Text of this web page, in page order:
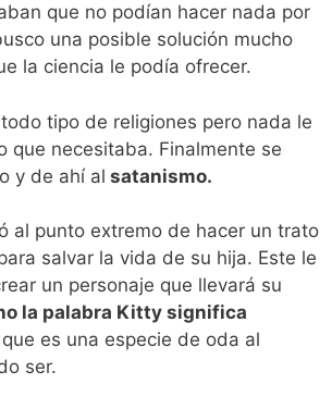
que no podían hacer nada por
una posible solución mucho
la ciencia le podía ofrecer.
tipo de religiones pero nada le
que necesitaba. Finalmente se
y de ahí al satanismo.
al punto extremo de hacer un trato
salvar la vida de su hija. Este le
un personaje que llevará su
la palabra Kitty significa
es una especie de oda al
ser.